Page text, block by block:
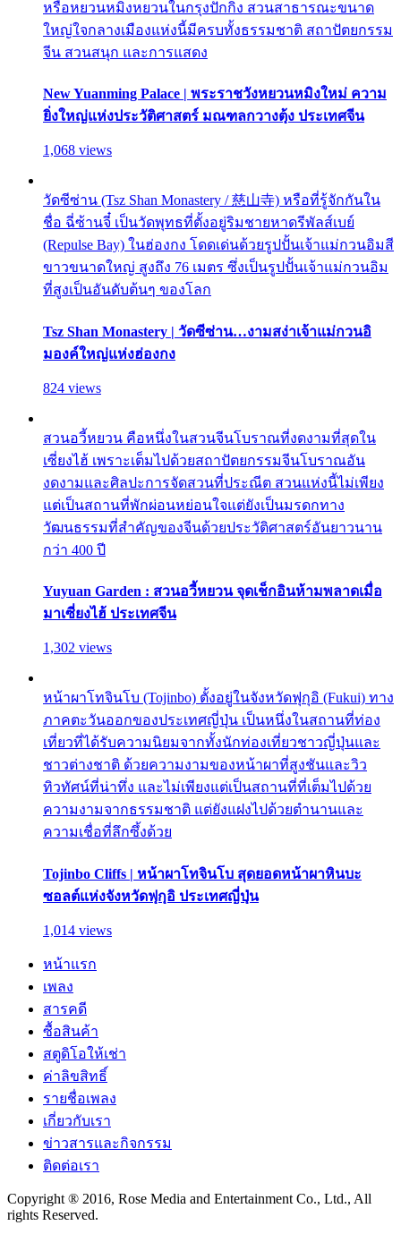
หรือหยวนหมิงหยวนในกรุงปักกิ่ง สวนสาธารณะขนาด
ใหญ่ใจกลางเมืองแห่งนี้มีครบทั้งธรรมชาติ สถาปัตยกรรม
จีน สวนสนุก และการแสดง
New Yuanming Palace | พระราชวังหยวนหมิงใหม่ ความ
ยิ่งใหญ่แห่งประวัติศาสตร์ มณฑลกวางตุ้ง ประเทศจีน
1,068 views
วัดซีซ่าน (Tsz Shan Monastery / 慈山寺) หรือที่รู้จักกันใน
ชื่อ ฉี่ซ้านจี๋ เป็นวัดพุทธที่ตั้งอยู่ริมชายหาดรีพัลส์เบย์
(Repulse Bay) ในฮ่องกง โดดเด่นด้วยรูปปั้นเจ้าแม่กวนอิมสี
ขาวขนาดใหญ่ สูงถึง 76 เมตร ซึ่งเป็นรูปปั้นเจ้าแม่กวนอิม
ที่สูงเป็นอันดับต้นๆ ของโลก
Tsz Shan Monastery | วัดซีซ่าน…งามสง่าเจ้าแม่กวนอิ
มองค์ใหญ่แห่งฮ่องกง
824 views
สวนอวี้หยวน คือหนึ่งในสวนจีนโบราณที่งดงามที่สุดใน
เซี่ยงไฮ้ เพราะเต็มไปด้วยสถาปัตยกรรมจีนโบราณอัน
งดงามและศิลปะการจัดสวนที่ประณีต สวนแห่งนี้ไม่เพียง
แต่เป็นสถานที่พักผ่อนหย่อนใจแต่ยังเป็นมรดกทาง
วัฒนธรรมที่สำคัญของจีนด้วยประวัติศาสตร์อันยาวนาน
กว่า 400 ปี
Yuyuan Garden : สวนอวี้หยวน จุดเช็กอินห้ามพลาดเมื่อ
มาเซี่ยงไฮ้ ประเทศจีน
1,302 views
หน้าผาโทจินโบ (Tojinbo) ตั้งอยู่ในจังหวัดฟุกุอิ (Fukui) ทาง
ภาคตะวันออกของประเทศญี่ปุ่น เป็นหนึ่งในสถานที่ท่อง
เที่ยวที่ได้รับความนิยมจากทั้งนักท่องเที่ยวชาวญี่ปุ่นและ
ชาวต่างชาติ ด้วยความงามของหน้าผาที่สูงชันและวิว
ทิวทัศน์ที่น่าทึ่ง และไม่เพียงแต่เป็นสถานที่ที่เต็มไปด้วย
ความงามจากธรรมชาติ แต่ยังแฝงไปด้วยตำนานและ
ความเชื่อที่ลึกซึ้งด้วย
Tojinbo Cliffs | หน้าผาโทจินโบ สุดยอดหน้าผาหินบะ
ซอลต์แห่งจังหวัดฟุกุอิ ประเทศญี่ปุ่น
1,014 views
หน้าแรก
เพลง
สารคดี
ซื้อสินค้า
สตูดิโอให้เช่า
ค่าลิขสิทธิ์
รายชื่อเพลง
เกี่ยวกับเรา
ข่าวสารและกิจกรรม
ติดต่อเรา
Copyright ® 2016, Rose Media and Entertainment Co., Ltd., All
rights Reserved.